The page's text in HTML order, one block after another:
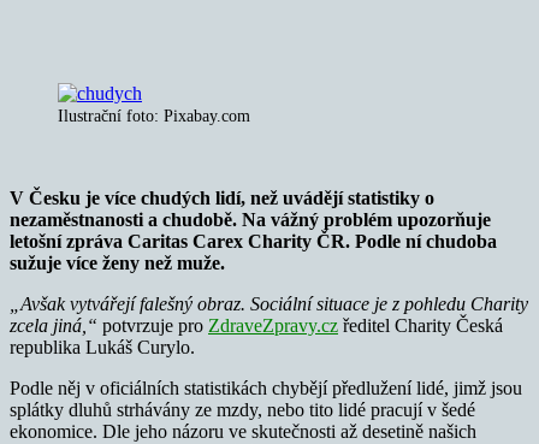
Ilustrační foto: Pixabay.com
V Česku je více chudých lidí, než uvádějí statistiky o
nezaměstnanosti a chudobě. Na vážný problém upozorňuje
letošní zpráva Caritas Carex Charity ČR. Podle ní chudoba
sužuje více ženy než muže.
„Avšak vytvářejí falešný obraz. Sociální situace je z pohledu Charity
zcela jiná,“ potvrzuje pro ZdraveZpravy.cz ředitel Charity Česká
republika Lukáš Curylo.
Podle něj v oficiálních statistikách chybějí předlužení lidé, jimž jsou
splátky dluhů strhávány ze mzdy, nebo tito lidé pracují v šedé
ekonomice. Dle jeho názoru ve skutečnosti až desetině našich